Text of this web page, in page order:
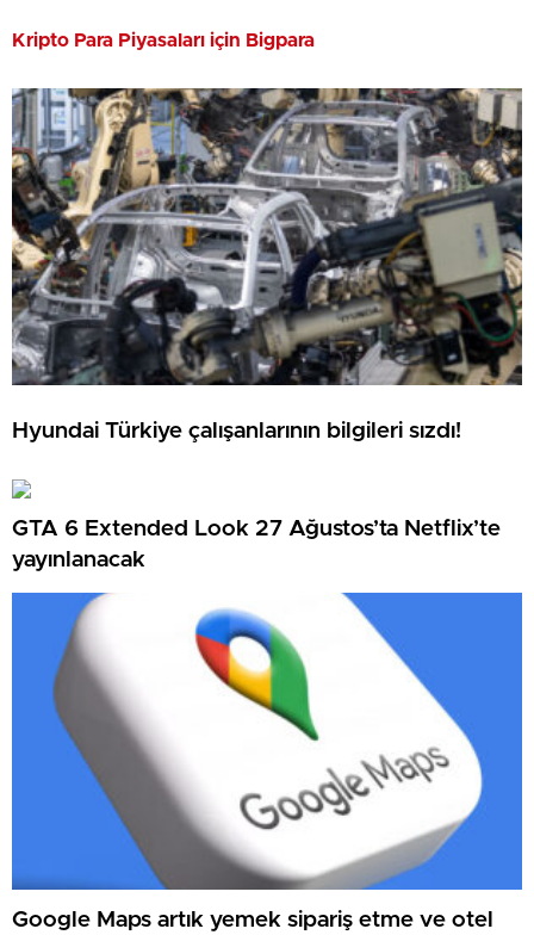
Kripto Para Piyasaları için Bigpara
Hyundai Türkiye çalışanlarının bilgileri sızdı!
GTA 6 Extended Look 27 Ağustos’ta Netflix’te
yayınlanacak
Google Maps artık yemek sipariş etme ve otel